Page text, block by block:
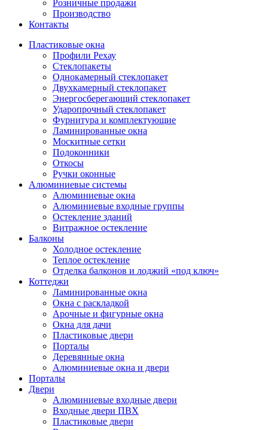
Розничные продажи
Производство
Контакты
Пластиковые окна
Профили Рехау
Стеклопакеты
Однокамерный стеклопакет
Двухкамерный стеклопакет
Энергосберегающий стеклопакет
Ударопрочный стеклопакет
Фурнитура и комплектующие
Ламинированные окна
Москитные сетки
Подоконники
Откосы
Ручки оконные
Алюминиевые системы
Алюминиевые окна
Алюминиевые входные группы
Остекление зданий
Витражное остекление
Балконы
Холодное остекление
Теплое остекление
Отделка балконов и лоджий «под ключ»
Коттеджи
Ламинированные окна
Окна с раскладкой
Арочные и фигурные окна
Окна для дачи
Пластиковые двери
Порталы
Деревянные окна
Алюминиевые окна и двери
Порталы
Двери
Алюминиевые входные двери
Входные двери ПВХ
Пластиковые двери